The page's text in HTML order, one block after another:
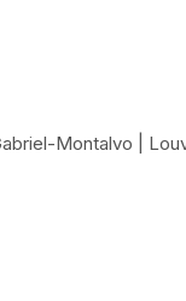
Montalvo |